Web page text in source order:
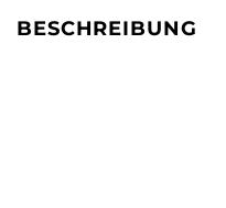
BESCHREIBUNG